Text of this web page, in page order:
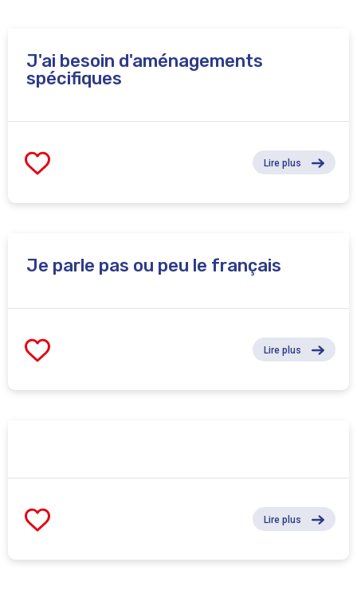
J'ai besoin d'aménagements
spécifiques
Lire plus
Je parle pas ou peu le français
Lire plus
Lire plus